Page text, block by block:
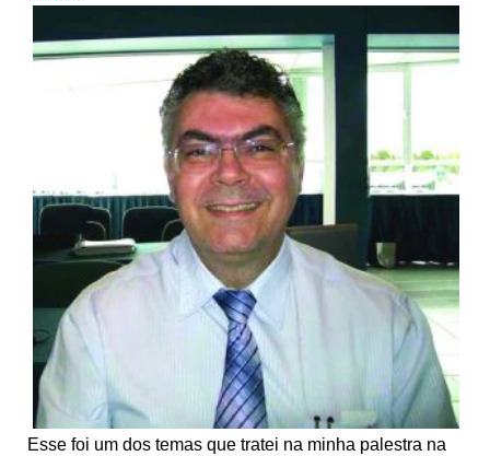
Esse foi um dos temas que tratei na minha palestra na